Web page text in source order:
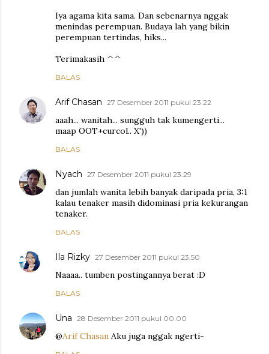
Iya agama kita sama. Dan sebenarnya nggak
menindas perempuan. Budaya lah yang bikin
perempuan tertindas, hiks...
Terimakasih ^^
BALAS
Arif Chasan 27 Desember 2011 pukul 23.22
aaah... wanitah... sungguh tak kumengerti...
maap OOT+curcol.. X'))
BALAS
Nyach 27 Desember 2011 pukul 23.29
dan jumlah wanita lebih banyak daripada pria, 3:1
kalau tenaker masih didominasi pria kekurangan
tenaker.
BALAS
Ila Rizky 27 Desember 2011 pukul 23.50
Naaaa.. tumben postingannya berat :D
BALAS
Una 28 Desember 2011 pukul 00.00
@Arif Chasan Aku juga nggak ngerti~